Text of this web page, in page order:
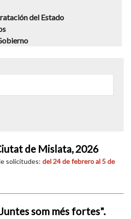
del Estado
de Mislata, 2026
solicitudes: del 24 de febrero al 5 de
som més fortes".